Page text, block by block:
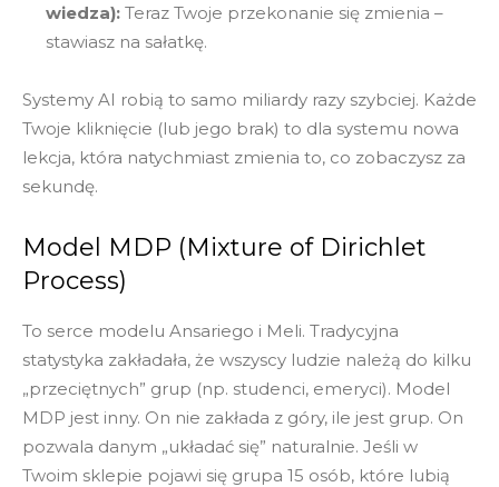
wiedza): Teraz Twoje przekonanie się zmienia –
stawiasz na sałatkę.
Systemy AI robią to samo miliardy razy szybciej. Każde
Twoje kliknięcie (lub jego brak) to dla systemu nowa
lekcja, która natychmiast zmienia to, co zobaczysz za
sekundę.
Model MDP (Mixture of Dirichlet
Process)
To serce modelu Ansariego i Meli. Tradycyjna
statystyka zakładała, że wszyscy ludzie należą do kilku
„przeciętnych” grup (np. studenci, emeryci). Model
MDP jest inny. On nie zakłada z góry, ile jest grup. On
pozwala danym „układać się” naturalnie. Jeśli w
Twoim sklepie pojawi się grupa 15 osób, które lubią